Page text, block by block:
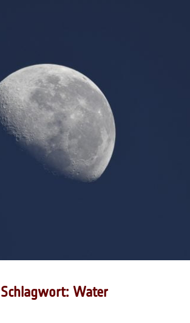
Schlagwort: Water